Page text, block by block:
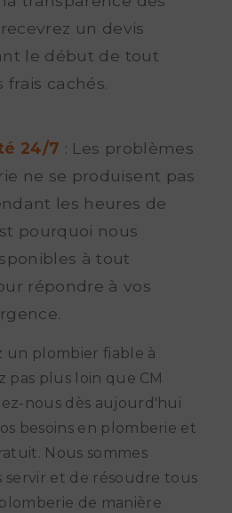
un devis
le début de tout
frais cachés.
24/7 : Les problèmes
ne se produisent pas
les heures de
pourquoi nous
à tout
répondre à vos
un plombier fiable à
pas plus loin que CM
nous dès aujourd'hui
besoins en plomberie et
Nous sommes
servir et de résoudre tous
de manière